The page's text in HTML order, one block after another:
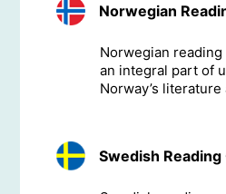
Norwegian
Norwegian
an integral part of
Norway’s
Swedish